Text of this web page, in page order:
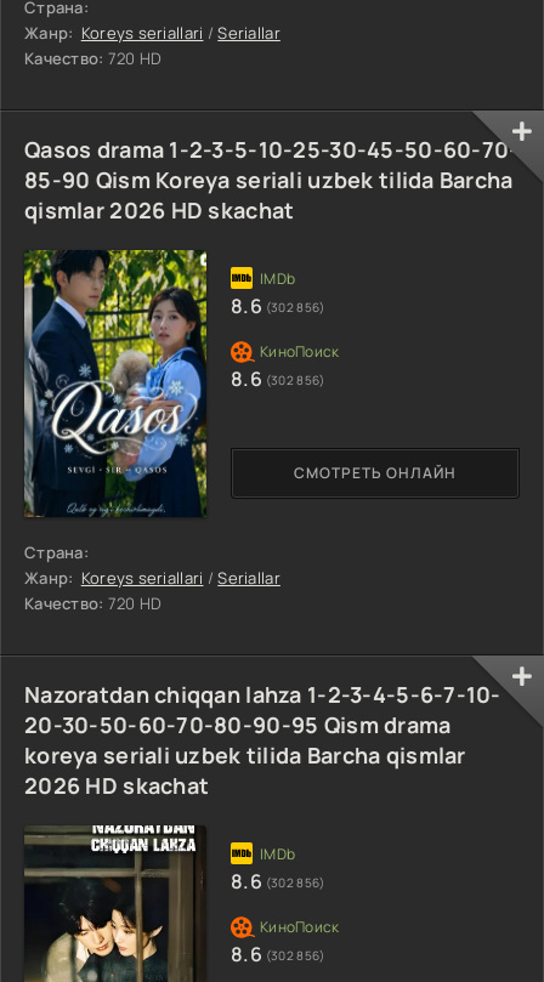
Страна:
Жанр: Koreys seriallari /Seriallar
Качество: 720 HD
Qasos drama 1-2-3-5-10-25-30-45-50-60-70-
85-90 Qism Koreya seriali uzbek tilida Barcha
qismlar 2026 HD skachat
Страна:
Жанр: Koreys seriallari /Seriallar
Качество: 720 HD
СМОТРЕТЬ ОНЛАЙН
8.6 (302 856)
8.6 (302 856)
Nazoratdan chiqqan lahza 1-2-3-4-5-6-7-10-
20-30-50-60-70-80-90-95 Qism drama
koreya seriali uzbek tilida Barcha qismlar
2026 HD skachat
8.6 (302 856)
8.6 (302 856)